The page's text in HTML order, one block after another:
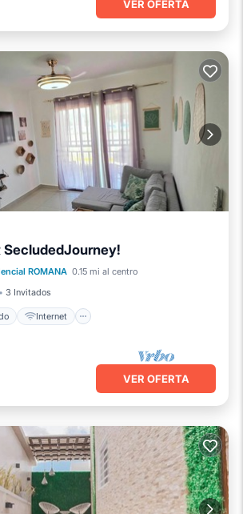
VER OFERTA
SecludedJourney!
ROMANA 0.15 mi al centro
3 Invitados
Internet
Internet
niños
Lavandería
VER OFERTA